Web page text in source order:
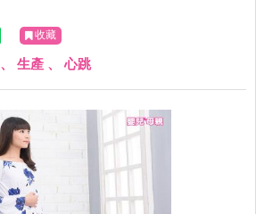
收藏
、 生產 、心跳